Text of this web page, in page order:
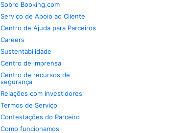
Sobre Booking.com
Serviço de Apoio ao Cliente
Centro de Ajuda para Parceiros
Careers
Sustentabilidade
Centro de imprensa
Centro de recursos de
segurança
Relações com investidores
Termos de Serviço
Contestações do Parceiro
Como funcionamos